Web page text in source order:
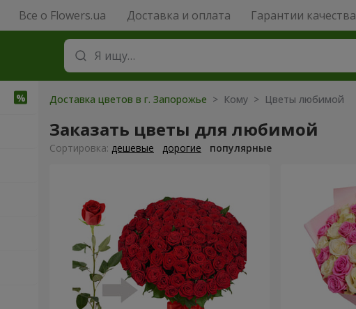
Все о Flowers.ua Доставка и оплата Гарантии качества
Доставка цветов в г. Запорожье > Кому > Цветы любимой
Заказать цветы для любимой
Cортировка: дешевые дорогие популярные